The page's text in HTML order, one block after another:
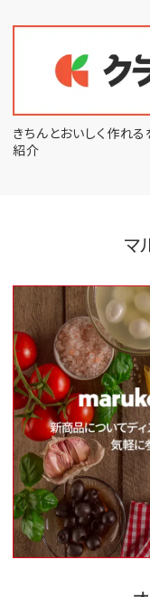
きちんとおいしく作れる
紹介
マ